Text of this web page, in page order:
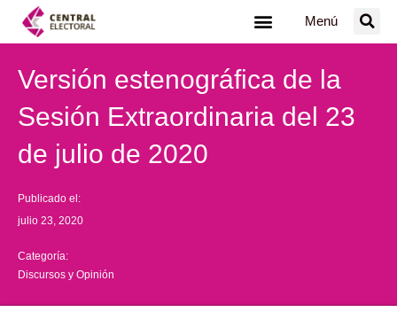
Menú
Versión estenográfica de la
Sesión Extraordinaria del 23
de julio de 2020
Publicado el:
julio 23, 2020
Categoría:
Discursos y Opinión